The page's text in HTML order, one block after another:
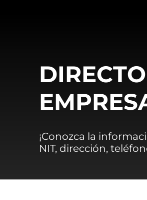
¡Conozca la
NIT, dirección,